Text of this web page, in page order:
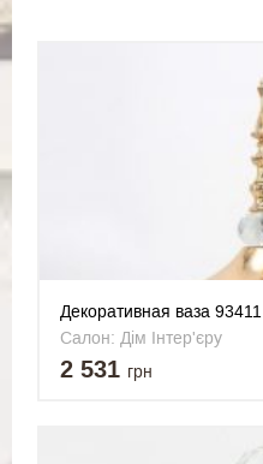
Декоративная ваза 93411
Салон: Дім Інтер'єру
2 531 грн